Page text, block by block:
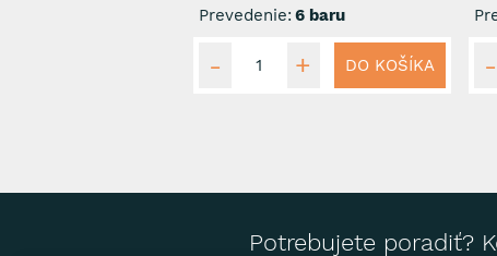
Prevedenie: 6 baru
DO KOŠÍKA
Potrebujete poradiť?